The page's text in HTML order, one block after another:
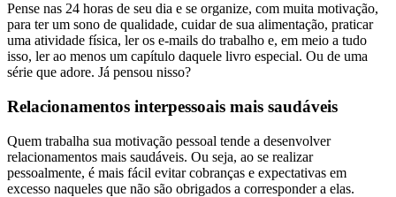
Pense nas 24 horas de seu dia e se organize, com muita motivação,
para ter um sono de qualidade, cuidar de sua alimentação, praticar
uma atividade física, ler os e-mails do trabalho e, em meio a tudo
isso, ler ao menos um capítulo daquele livro especial. Ou de uma
série que adore. Já pensou nisso?
Relacionamentos interpessoais mais saudáveis
Quem trabalha sua motivação pessoal tende a desenvolver
relacionamentos mais saudáveis. Ou seja, ao se realizar
pessoalmente, é mais fácil evitar cobranças e expectativas em
excesso naqueles que não são obrigados a corresponder a elas.